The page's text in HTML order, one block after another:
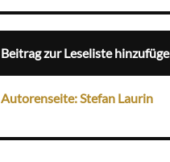
Beitrag zur Leseliste
Autorenseite: Stefan Laurin